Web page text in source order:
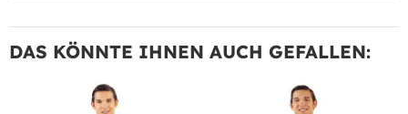
DAS KÖNNTE IHNEN AUCH GEFALLEN: